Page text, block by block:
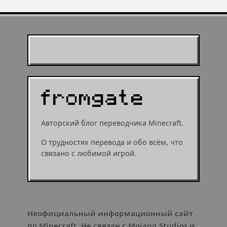
Авторский блог переводчика Minecraft.
О трудностях перевода и обо всём, что
связано с любимой игрой.
муушрумом или мушрумом
Неофициальный информационный сайт